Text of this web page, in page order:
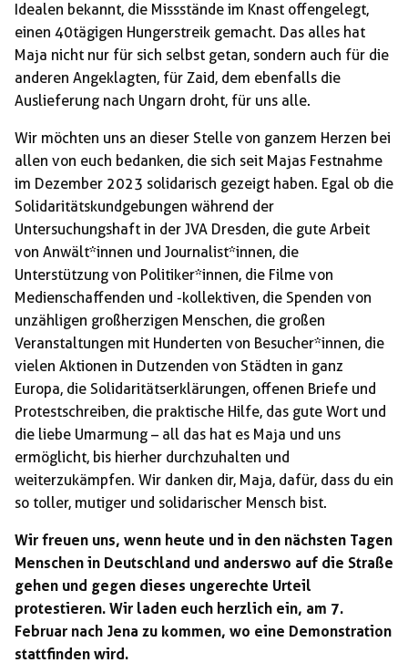
Idealen bekannt, die Missstände im Knast offengelegt,
einen 40tägigen Hungerstreik gemacht. Das alles hat
Maja nicht nur für sich selbst getan, sondern auch für die
anderen Angeklagten, für Zaid, dem ebenfalls die
Auslieferung nach Ungarn droht, für uns alle.
Wir möchten uns an dieser Stelle von ganzem Herzen bei
allen von euch bedanken, die sich seit Majas Festnahme
im Dezember 2023 solidarisch gezeigt haben. Egal ob die
Solidaritätskundgebungen während der
Untersuchungshaft in der JVA Dresden, die gute Arbeit
von Anwält*innen und Journalist*innen, die
Unterstützung von Politiker*innen, die Filme von
Medienschaffenden und -kollektiven, die Spenden von
unzähligen großherzigen Menschen, die großen
Veranstaltungen mit Hunderten von Besucher*innen, die
vielen Aktionen in Dutzenden von Städten in ganz
Europa, die Solidaritätserklärungen, offenen Briefe und
Protestschreiben, die praktische Hilfe, das gute Wort und
die liebe Umarmung – all das hat es Maja und uns
ermöglicht, bis hierher durchzuhalten und
weiterzukämpfen. Wir danken dir, Maja, dafür, dass du ein
so toller, mutiger und solidarischer Mensch bist.
Wir freuen uns, wenn heute und in den nächsten Tagen
Menschen in Deutschland und anderswo auf die Straße
gehen und gegen dieses ungerechte Urteil
protestieren. Wir laden euch herzlich ein, am 7.
Februar nach Jena zu kommen, wo eine Demonstration
stattfinden wird.